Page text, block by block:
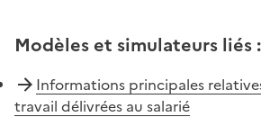
Modèles et simulateurs liés :
Informations principales
travail délivrées au salarié